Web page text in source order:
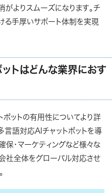
がよりスムーズになります。チ
る手厚いサポート体制を実現
トはどんな業界におす
ボットの有用性についてより詳
言語対応AIチャットボットを導
保・マーケティングなど様々な
社全体をグローバル対応させ